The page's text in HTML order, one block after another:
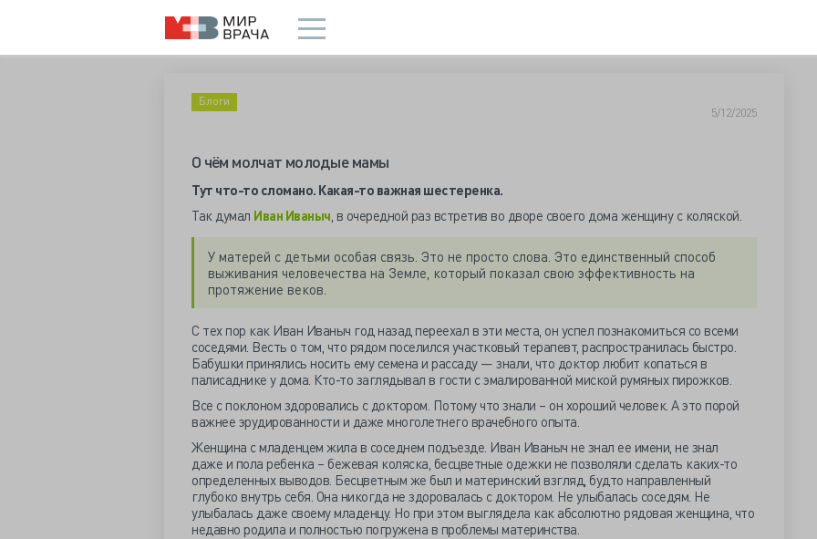
Блоги
5/12/2025
О чём молчат молодые мамы
Тут что-то сломано. Какая-то важная шестеренка.
Так думал Иван Иваныч, в очередной раз встретив во дворе своего дома женщину с коляской.
У матерей с детьми особая связь. Это не просто слова. Это единственный способ
выживания человечества на Земле, который показал свою эффективность на
протяжение веков.
С тех пор как Иван Иваныч год назад переехал в эти места, он успел познакомиться со всеми
соседями. Весть о том, что рядом поселился участковый терапевт, распространилась быстро.
Бабушки принялись носить ему семена и рассаду — знали, что доктор любит копаться в
палисаднике у дома. Кто-то заглядывал в гости с эмалированной миской румяных пирожков.
Все с поклоном здоровались с доктором. Потому что знали – он хороший человек. А это порой
важнее эрудированности и даже многолетнего врачебного опыта.
Женщина с младенцем жила в соседнем подъезде. Иван Иваныч не знал ее имени, не знал
даже и пола ребенка – бежевая коляска, бесцветные одежки не позволяли сделать каких-то
определенных выводов. Бесцветным же был и материнский взгляд, будто направленный
глубоко внутрь себя. Она никогда не здоровалась с доктором. Не улыбалась соседям. Не
улыбалась даже своему младенцу. Но при этом выглядела как абсолютно рядовая женщина, что
недавно родила и полностью погружена в проблемы материнства.